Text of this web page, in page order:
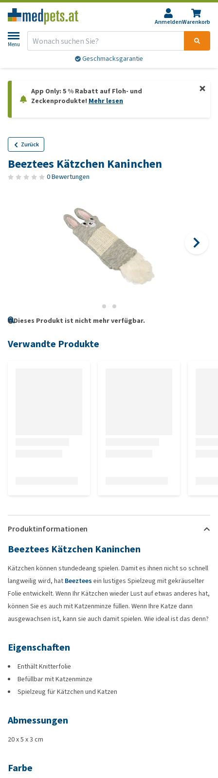
AnmeldenWarenkorb
Menu
Geschmacksgarantie
App Only: 5 % Rabatt auf Floh- und
Zeckenprodukte! Mehr lesen
Zurück
Beeztees Kätzchen Kaninchen
0 Bewertungen
Dieses Produkt ist nicht mehr verfügbar.
Verwandte Produkte
Produktinformationen
Beeztees Kätzchen Kaninchen
Kätzchen können stundedeang spielen. Damit es ihnen nicht so schnell
langweilig wird, hat Beeztees ein lustiges Spielzeug mit gekräuselter
Folie entwickelt. Wenn Ihr Kätzchen wieder Lust auf etwas anderes hat,
können Sie es auch mit Katzenminze füllen. Wenn Ihre Katze dann
ausgewachsen ist, kann sie auch damit spielen. Wie ideal ist das denn?
Eigenschaften
Enthält Knitterfolie
Befüllbar mit Katzenminze
Spielzeug für Kätzchen und Katzen
Abmessungen
20 x 5 x 3 cm
Farbe